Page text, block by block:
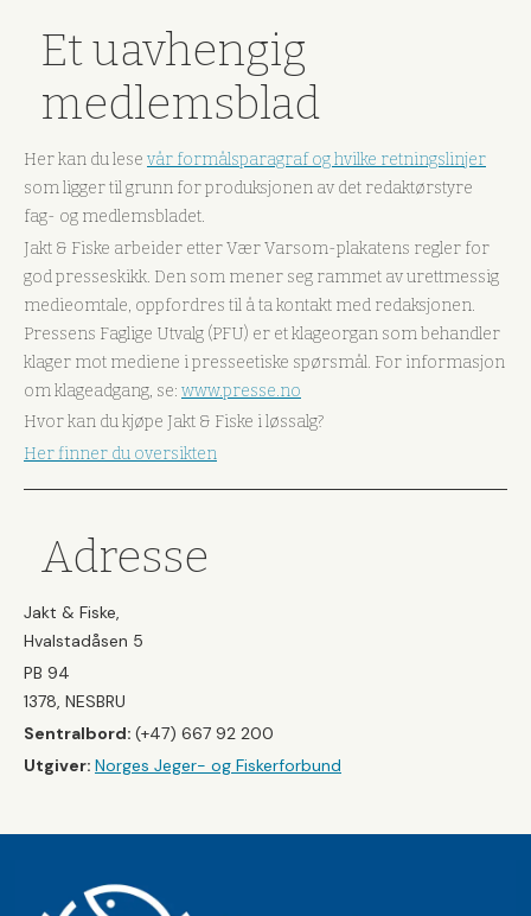
Et uavhengig
medlemsblad
Her kan du lese vår formålsparagraf og hvilke retningslinjer
som ligger til grunn for produksjonen av det redaktørstyre
fag- og medlemsbladet.
Jakt & Fiske arbeider etter Vær Varsom-plakatens regler for
god presseskikk. Den som mener seg rammet av urettmessig
medieomtale, oppfordres til å ta kontakt med redaksjonen.
Pressens Faglige Utvalg (PFU) er et klageorgan som behandler
klager mot mediene i presseetiske spørsmål. For informasjon
om klageadgang, se: www.presse.no
Hvor kan du kjøpe Jakt & Fiske i løssalg?
Her finner du oversikten
Adresse
Jakt & Fiske,
Hvalstadåsen 5
PB 94
1378, NESBRU
Sentralbord: (+47) 667 92 200
Utgiver: Norges Jeger- og Fiskerforbund